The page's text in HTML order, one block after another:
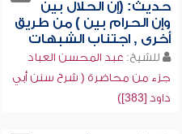
حديث: (إن الحلال بين
وإن الحرام بين ) من طريق
أخرى , اجتناب الشبهات
للشيخ: عبد المحسن العباد
جزء من محاضرة ( شرح سنن أبي
داود [383])